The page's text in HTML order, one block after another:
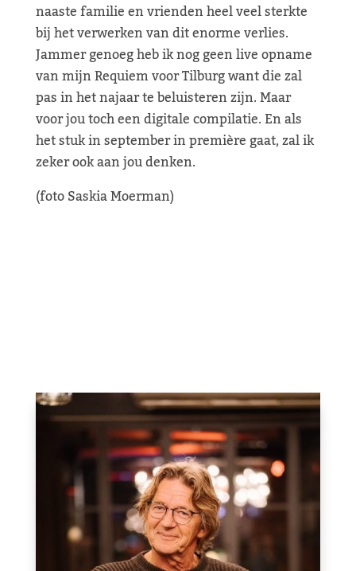
naaste familie en vrienden heel veel sterkte
bij het verwerken van dit enorme verlies.
Jammer genoeg heb ik nog geen live opname
van mijn Requiem voor Tilburg want die zal
pas in het najaar te beluisteren zijn. Maar
voor jou toch een digitale compilatie. En als
het stuk in september in première gaat, zal ik
zeker ook aan jou denken.
(foto Saskia Moerman)